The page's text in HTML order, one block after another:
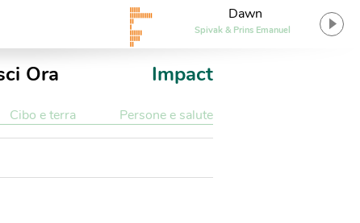
Dawn
Spivak & Prins Emanuel
Ora Impact
Cibo e terra Persone e salute